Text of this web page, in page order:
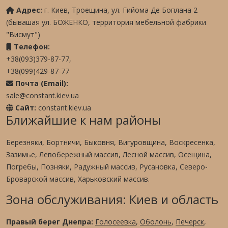
Адрес: г. Киев, Троещина, ул. Гийома Де Боплана 2
(бывашая ул. БОЖЕНКО, территория мебельной фабрики
"Висмут")
Телефон:
+38(093)379-87-77,
+38(099)429-87-77
Почта (Email):
sale@constant.kiev.ua
Сайт: constant.kiev.ua
Ближайшие к нам районы
Березняки, Бортничи, Быковня, Вигуровщина, Воскресенка,
Зазимье, Левобережный массив, Лесной массив, Осещина,
Погребы, Позняки, Радужный массив, Русановка, Северо-
Броварской массив, Харьковский массив.
Зона обслуживания: Киев и область
Правый берег Днепра: Голосеевка, Оболонь, Печерск,